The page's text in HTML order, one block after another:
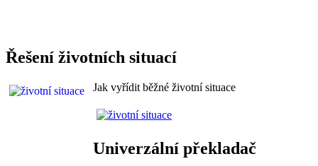
Řešení životních situací
Jak vyřídit běžné životní situace
Univerzální překladač